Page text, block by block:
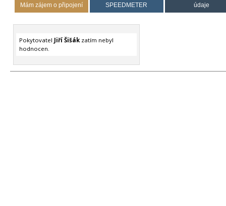
Mám zájem o připojení
SPEEDMETER
údaje
Pokytovatel Jiří Šišákzatím nebyl
hodnocen.